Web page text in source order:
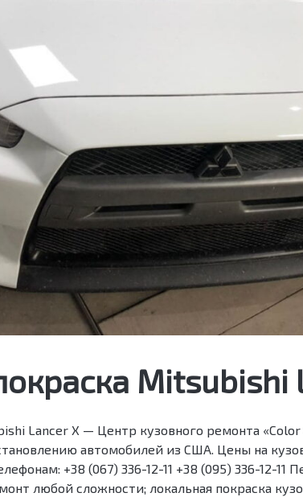
Mitsubishi
Lancer X — Центр кузовного ремонта «Color
автомобилей из США. Цены на
+38 (067) 336-12-11 +38 (095) 336-12-11
любой сложности; локальная покраска